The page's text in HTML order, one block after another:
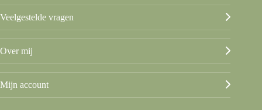
Veelgestelde vragen
Over mij
Mijn account